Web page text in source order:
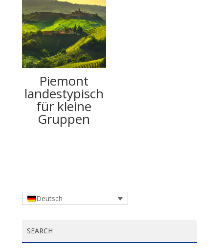
Piemont
landestypisch
für kleine
Gruppen
Deutsch
SEARCH